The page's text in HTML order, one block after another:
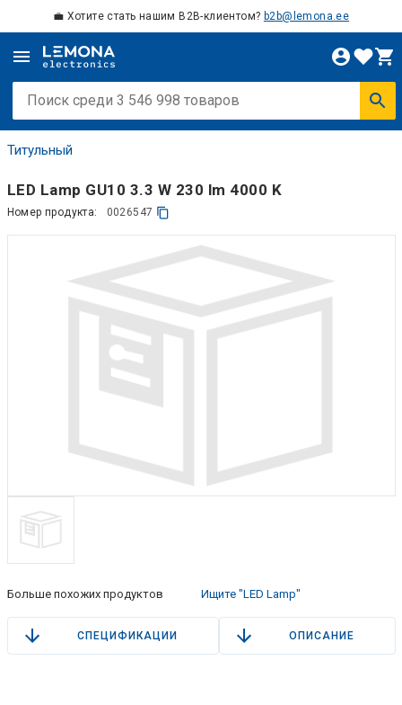
💼 Хотите стать нашим B2B-клиентом? b2b@lemona.ee
Титульный
LED Lamp GU10 3.3 W 230 lm 4000 K
Номер продукта: 0026547
Больше похожих продуктов Ищите "LED Lamp"
СПЕЦИФИКАЦИИ ОПИСАНИЕ